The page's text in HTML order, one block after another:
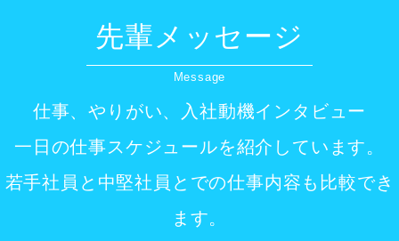
先輩メッセージ
Message
仕事、やりがい、入社動機インタビュー
一日の仕事スケジュールを紹介しています。
若手社員と中堅社員とでの仕事内容も比較でき
ます。